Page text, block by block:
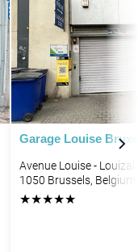
Garage Louise
Avenue Louise -
1050 Brussels, Belgium
★★★★★